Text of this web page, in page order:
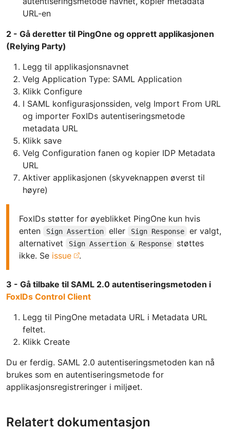
URL-en
2 - Gå deretter til PingOne og opprett applikasjonen
(Relying Party)
Legg til applikasjonsnavnet
Velg Application Type: SAML Application
Klikk Configure
I SAML konfigurasjonssiden, velg Import From URL
og importer FoxIDs autentiseringsmetode
metadata URL
Klikk save
Velg Configuration fanen og kopier IDP Metadata
URL
Aktiver applikasjonen (skyveknappen øverst til
høyre)
FoxIDs støtter for øyeblikket PingOne kun hvis
enten
Sign Assertion eller Sign Response
er valgt,
alternativet
Sign Assertion & Response
støttes
ikke. Se issue .
3 - Gå tilbake til SAML 2.0 autentiseringsmetoden i
FoxIDs Control Client
Legg til PingOne metadata URL i Metadata URL
feltet.
Klikk Create
Du er ferdig. SAML 2.0 autentiseringsmetoden kan nå
brukes som en autentiseringsmetode for
applikasjonsregistreringer i miljøet.
Relatert dokumentasjon